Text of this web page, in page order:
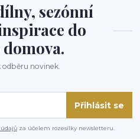
sezónní
do
odběru novinek.
Přihlásit se
údajů za účelem rozesílky newsletteru.